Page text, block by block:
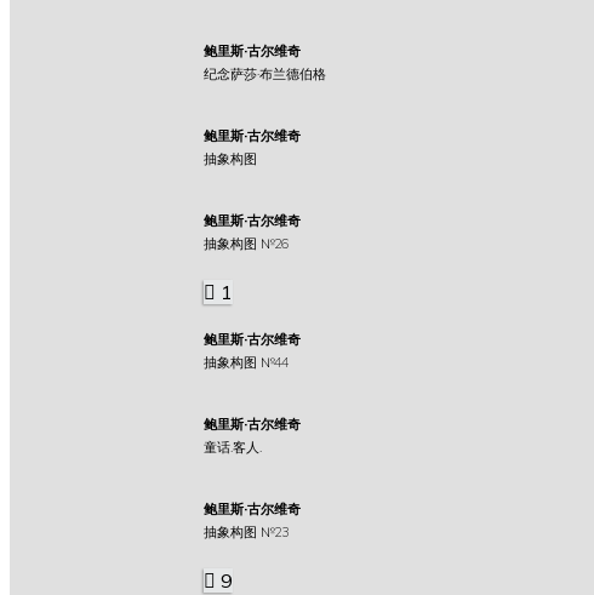
鲍里斯·古尔维奇
纪念萨莎·布兰德伯格
鲍里斯·古尔维奇
抽象构图
鲍里斯·古尔维奇
抽象构图 №26
1
鲍里斯·古尔维奇
抽象构图 №44
鲍里斯·古尔维奇
童话.客人.
鲍里斯·古尔维奇
抽象构图 №23
9